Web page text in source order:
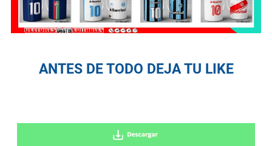
ANTES DE TODO DEJA TU LIKE